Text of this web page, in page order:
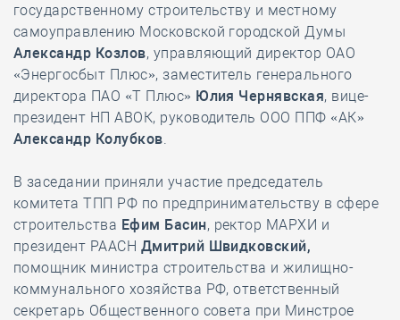
государственному строительству и местному
самоуправлению Московской городской Думы
Александр Козлов, управляющий директор ОАО
«Энергосбыт Плюс», заместитель генерального
директора ПАО «Т Плюс» Юлия Чернявская, вице-
президент НП АВОК, руководитель ООО ППФ «АК»
Александр Колубков.
В заседании приняли участие председатель
комитета ТПП РФ по предпринимательству в сфере
строительства Ефим Басин, ректор МАРХИ и
президент РААСН Дмитрий Швидковский,
помощник министра строительства и жилищно-
коммунального хозяйства РФ, ответственный
секретарь Общественного совета при Минстрое